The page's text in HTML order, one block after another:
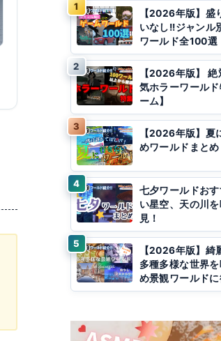
【2026年版】盛
いなし!!ジャンル
ワールド全100選
【2026年版】
気ホラーワール
ーム】
【2026年版】夏
めワールドまとめ
七夕ワールドお
い星空、天の川
見！
【2026年版】綺
多種多様な世界
め景観ワールドに